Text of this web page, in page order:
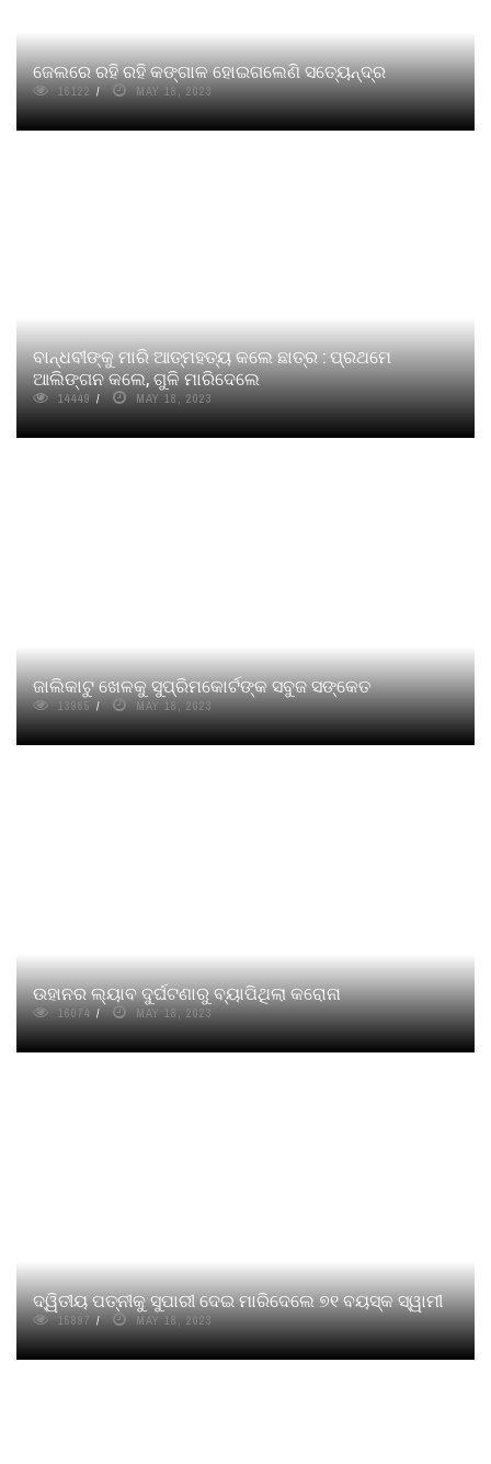
ଜେଲରେ ରହି ରହି କଙ୍ଗାଳ ହୋଇଗଲେଣି ସତ୍ୟେନ୍ଦ୍ର
16122 MAY 18, 2023
ବାନ୍ଧବୀଙ୍କୁ ମାରି ଆତ୍ମହତ୍ୟ କଲେ ଛାତ୍ର : ପ୍ରଥମେ
ଆଲିଙ୍ଗନ କଲେ, ଗୁଳି ମାରିଦେଲେ
14449 MAY 18, 2023
ଜାଲିକାଟୁ ଖେଳକୁ ସୁପ୍ରିମକୋର୍ଟଙ୍କ ସବୁଜ ସଙ୍କେତ
13985 MAY 18, 2023
ଉହାନର ଲ୍ୟାବ ଦୁର୍ଘଟଣାରୁ ବ୍ୟାପିଥିଲା କରୋନା
16074 MAY 18, 2023
ଦ୍ୱିତୀୟ ପତ୍ନୀକୁ ସୁପାରୀ ଦେଇ ମାରିଦେଲେ ୭୧ ବୟସ୍କ ସ୍ୱାମୀ
15897 MAY 18, 2023